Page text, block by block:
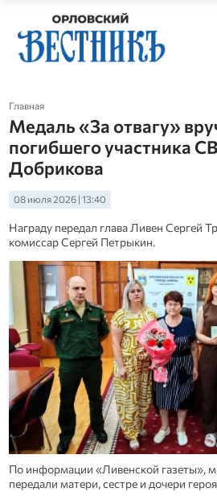
Главная
Медаль «За отвагу»
погибшего участника
Добрикова
08 июля 2026 | 13:40
Награду передал глава Ливен Сергей
комиссар Сергей Петрыкин.
По информации «Ливенской газеты»,
передали матери, сестре и дочери